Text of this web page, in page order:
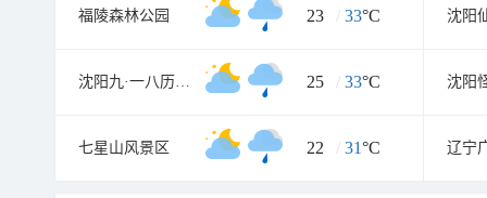
福陵森林公园 23 / 33°C 沈阳
沈阳九·一八历史博物馆 25 / 33°C 沈阳
七星山风景区 22 / 31°C 辽宁